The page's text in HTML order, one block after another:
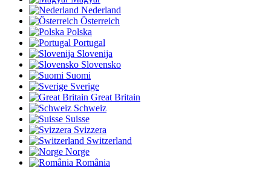
Nederland
Österreich
Polska
Portugal
Slovenija
Slovensko
Suomi
Sverige
Great Britain
Schweiz
Suisse
Svizzera
Switzerland
Norge
România